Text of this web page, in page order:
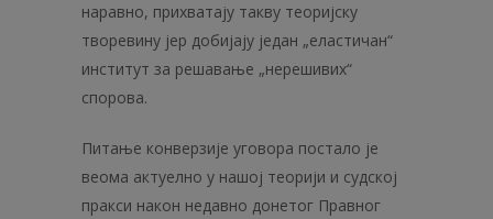
наравно, прихватају такву теоријску
творевину јер добијају један „еластичан“
институт за решавање „нерешивих“
спорова.
Питање конверзије уговора постало је
веома актуелно у нашој теорији и судској
пракси након недавно донетог Правног